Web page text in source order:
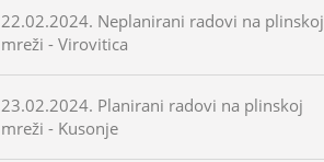
22.02.2024. Neplanirani radovi na plinskoj
mreži - Virovitica
23.02.2024. Planirani radovi na plinskoj
mreži - Kusonje